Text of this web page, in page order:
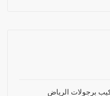
برجولات الرياض